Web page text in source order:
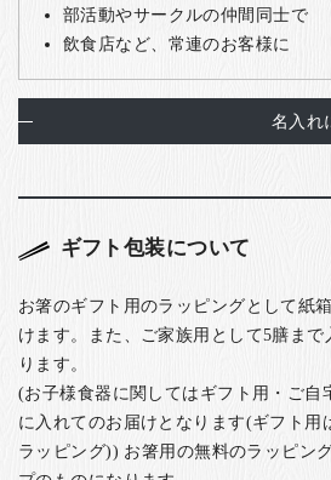
部活動やサークルの仲間同士で
飲食店など、常連のお客様に
名入れ
ギフト包装について
お箸のギフト用のラッピングとして紙
けます。また、ご家族用として5膳ま
ります。
(お子様食器に関してはギフト用・ご自
に入れてのお届けとなります(ギフト用
ラッピング)) お箸用の無料のラッピン